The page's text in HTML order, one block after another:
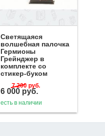
Светящаяся
волшебная палочка
Гермионы
Грейнджер в
комплекте со
стикер-буком
7 200 руб.
6 000 руб.
есть в наличии